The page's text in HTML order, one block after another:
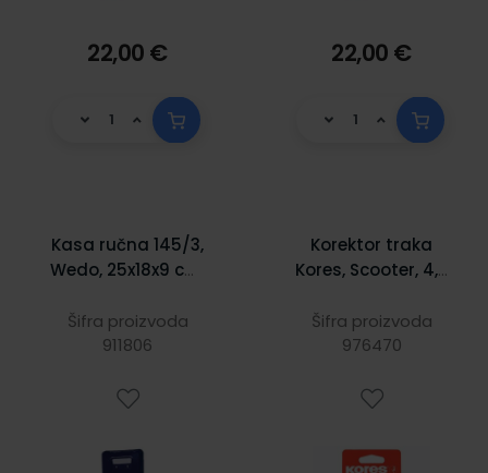
22,00 € 22,00 €
Kasa ručna 145/3,
Wedo, 25x18x9 cm,
Šifra proizvoda
911806
Korektor traka
Kores, Scooter, 4,2
Šifra proizvoda
976470